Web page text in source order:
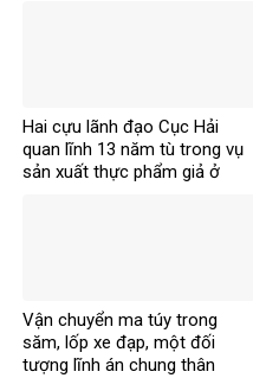
Hai cựu lãnh đạo Cục Hải
quan lĩnh 13 năm tù trong vụ
sản xuất thực phẩm giả ở
Vận chuyển ma túy trong
săm, lốp xe đạp, một đối
tượng lĩnh án chung thân